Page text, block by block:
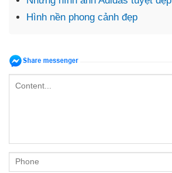
Hình nền phong cảnh đẹp